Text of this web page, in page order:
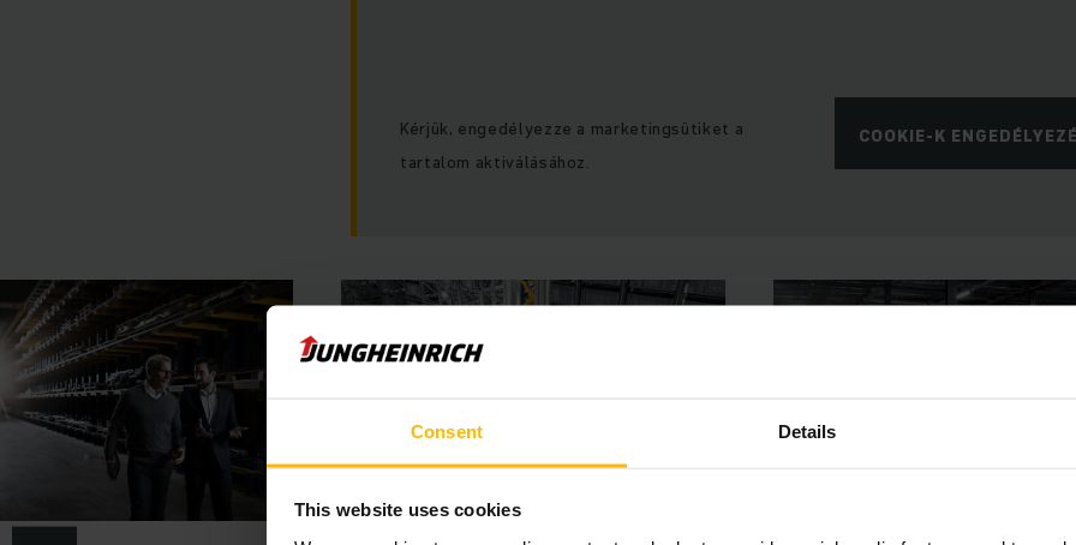
Consent Details
This website uses cookies
Kérjük, engedélyezze a marketingsütiket a
tartalom aktiválásához.
COOKIE-K